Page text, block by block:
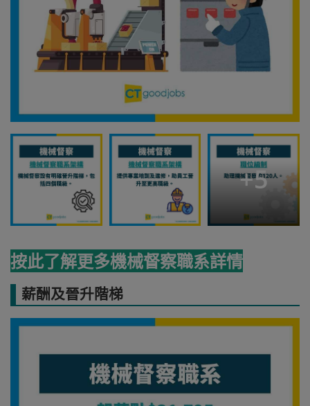
+5
按此了解更多機械督察職系詳情
薪酬及晉升階梯